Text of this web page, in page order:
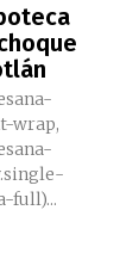
wrap,
full)...